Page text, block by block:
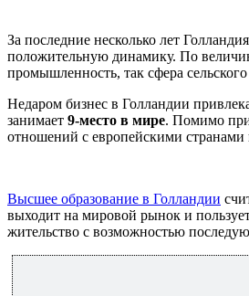
За последние несколько лет
положительную динамику. По
промышленность, так сфера сельского
Недаром бизнес в Голландии
занимает 9-место в мире. Помимо
отношений с европейскими странами
Высшее образование в Голландии
выходит на мировой рынок и
жительство с возможностью